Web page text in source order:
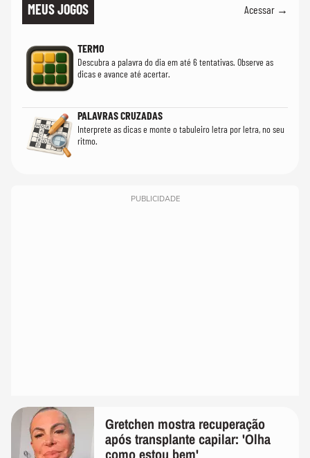
MEUS JOGOS Acessar →
TERMO
Descubra a palavra do dia em até 6 tentativas. Observe as
dicas e avance até acertar.
PALAVRAS CRUZADAS
Interprete as dicas e monte o tabuleiro letra por letra, no seu
ritmo.
PUBLICIDADE
Gretchen mostra recuperação
após transplante capilar: 'Olha
como estou bem'